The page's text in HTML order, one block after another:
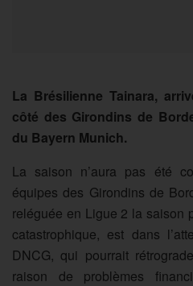
La Brésilienne Tainara,
côté des Girondins de
du Bayern Munich.
La saison n’aura pas été
équipes des Girondins de
reléguée en Ligue 2 la saison
catastrophique, est dans
DNCG, qui pourrait
raison de problèmes